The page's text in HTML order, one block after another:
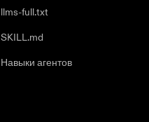
llms-full.txt
SKILL.md
Навыки агентов